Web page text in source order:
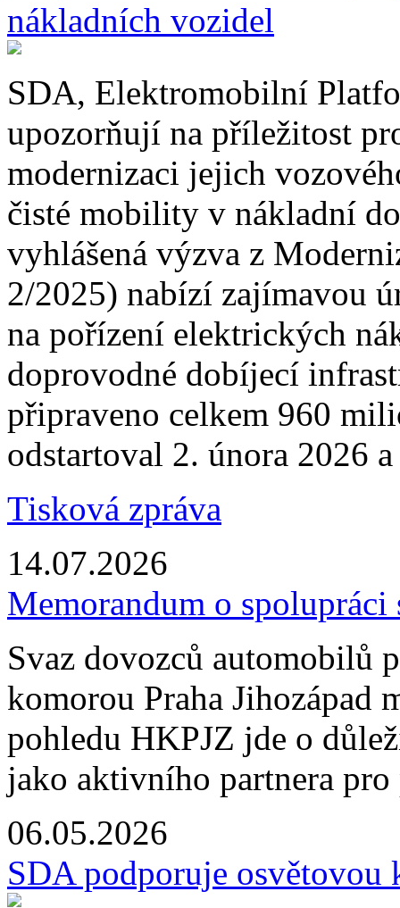
nákladních vozidel
SDA, Elektromobilní
upozorňují na příležitost
modernizaci jejich
čisté mobility v nákladní
vyhlášená výzva z
2/2025) nabízí zajímavou
na pořízení elektrických
doprovodné dobíjecí
připraveno celkem 960
odstartoval 2. února 2026
Tisková zpráva
14.07.2026
Memorandum o spolupráci
Svaz dovozců automobilů
komorou Praha Jihozápad
pohledu HKPJZ jde o
jako aktivního partnera
06.05.2026
SDA podporuje osvětovou